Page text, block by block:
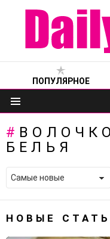
ПОПУЛЯРНОЕ
Меню
БЕЛЬЯ
НОВЫЕ